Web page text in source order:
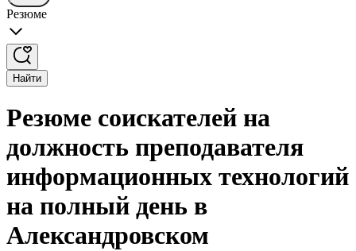
Резюме
Найти
Резюме соискателей на
должность преподавателя
информационных технологий
на полный день в
Александровском